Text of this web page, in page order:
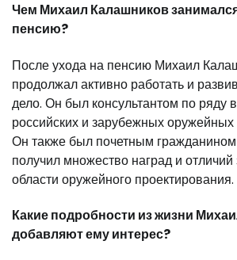
Чем Михаил Калашников
пенсию?
После ухода на пенсию Михаил
продолжал активно работать и
дело. Он был консультантом по ряду
российских и зарубежных оружейных
Он также был почетным гражданином
получил множество наград и отличий
области оружейного проектирования.
Какие подробности из жизни
добавляют ему интерес?